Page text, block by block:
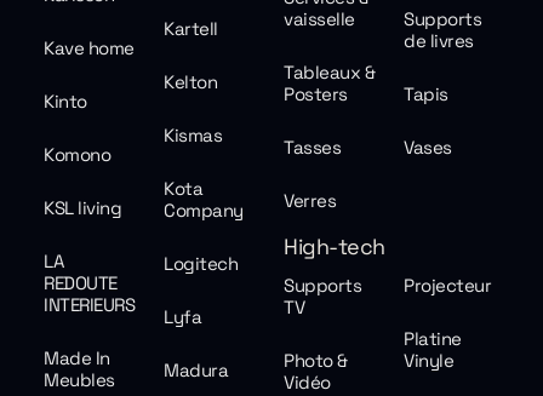
Kartell
Kave home
Kelton
Kinto
Kismas
Komono
Kota
Company
KSL living
LA
REDOUTE
INTERIEURS
Logitech
Lyfa
Made In
Meubles
Madura
vaisselle
Supports
de livres
Tableaux &
Posters
Tapis
Tasses Vases
Verres
High-tech
Supports
TV
Projecteur
Platine
Vinyle
Photo &
Vidéo